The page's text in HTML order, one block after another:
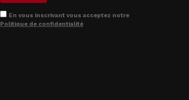
En vous inscrivant vous acceptez notre
Politique de confidentialité